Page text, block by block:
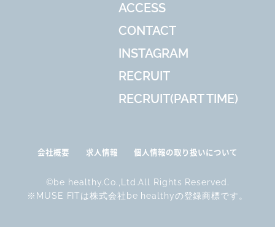
ACCESS
CONTACT
INSTAGRAM
RECRUIT
RECRUIT(PART TIME)
会社概要 求人情報 個人情報の取り扱いについて
©be healthy.Co.,Ltd.All Rights Reserved.
※MUSE FITは株式会社be healthyの登録商標です。